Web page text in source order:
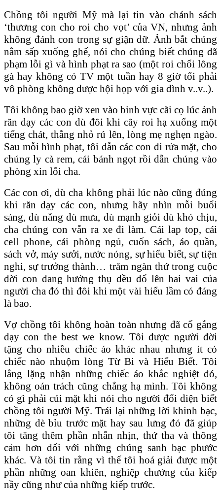
Chồng tôi người Mỹ mà lại tin vào chánh sách
‘thương con cho roi cho vọt’ của VN, nhưng ảnh
không đánh con trong sự giận dữ. Ảnh bắt chúng
nằm sấp xuống ghế, nói cho chúng biết chúng đã
phạm lỗi gì và hình phạt ra sao (một roi chổi lông
gà hay không có TV một tuần hay 8 giờ tối phải
vô phòng không được hội họp với gia đình v..v..).
Tôi không bao giờ xen vào binh vực cãi cọ lúc ảnh
răn dạy các con dù đôi khi cây roi hạ xuống một
tiếng chát, thằng nhỏ rú lên, lòng mẹ nghẹn ngào.
Sau mỗi hình phạt, tôi dẫn các con đi rửa mặt, cho
chúng ly cà rem, cái bánh ngọt rồi dẫn chúng vào
phòng xin lỗi cha.
Các con ơi, dù cha không phải lúc nào cũng đúng
khi răn dạy các con, nhưng hãy nhìn mỗi buổi
sáng, dù nắng dù mưa, dù mạnh giỏi dù khó chịu,
cha chúng con vẫn ra xe đi làm. Cái lap top, cái
cell phone, cái phòng ngủ, cuốn sách, áo quần,
sách vở, máy sưởi, nước nóng, sự hiểu biết, sự tiện
nghi, sự trưởng thành… trăm ngàn thứ trong cuộc
đời con đang hưởng thụ đều đổ lên hai vai của
người cha đó thì đôi khi một vài hiểu lầm có đáng
là bao.
Vợ chồng tôi không hoàn toàn nhưng đã cố gắng
dạy con the best we know. Tôi được người đời
tặng cho nhiều chiếc áo khác nhau nhưng ít có
chiếc nào nhuộm lòng Từ Bi và Hiểu Biết. Tôi
lẳng lặng nhận những chiếc áo khắc nghiệt đó,
không oán trách cũng chẳng hạ mình. Tôi không
có gì phải cúi mặt khi nói cho người đối diện biết
chồng tôi người Mỹ. Trái lại những lời khinh bạc,
những dè bỉu trước mặt hay sau lưng đó đã giúp
tôi tăng thêm phần nhẫn nhịn, thứ tha và thông
cảm hơn đối với những chúng sanh bạc phước
khác. Và tôi tin rằng vì thế tôi hoá giải được một
phần những oan khiên, nghiệp chướng của kiếp
nầy cũng như của những kiếp trước.